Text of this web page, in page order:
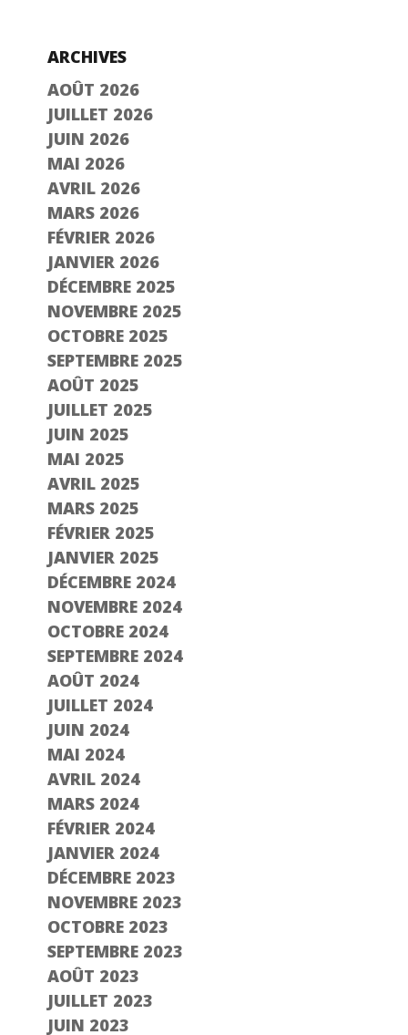
ARCHIVES
AOÛT 2026
JUILLET 2026
JUIN 2026
MAI 2026
AVRIL 2026
MARS 2026
FÉVRIER 2026
JANVIER 2026
DÉCEMBRE 2025
NOVEMBRE 2025
OCTOBRE 2025
SEPTEMBRE 2025
AOÛT 2025
JUILLET 2025
JUIN 2025
MAI 2025
AVRIL 2025
MARS 2025
FÉVRIER 2025
JANVIER 2025
DÉCEMBRE 2024
NOVEMBRE 2024
OCTOBRE 2024
SEPTEMBRE 2024
AOÛT 2024
JUILLET 2024
JUIN 2024
MAI 2024
AVRIL 2024
MARS 2024
FÉVRIER 2024
JANVIER 2024
DÉCEMBRE 2023
NOVEMBRE 2023
OCTOBRE 2023
SEPTEMBRE 2023
AOÛT 2023
JUILLET 2023
JUIN 2023